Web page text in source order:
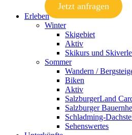
Jetzt anfragen
Erleben
Winter
Skigebiet
Aktiv
Skikurs und
Sommer
Wandern /
Biken
Aktiv
SalzburgerLand
Salzburger
Schladming-
Sehenswertes